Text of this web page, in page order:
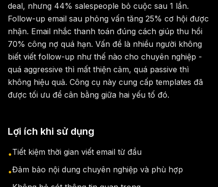
deal, nhưng 44% salespeople bỏ cuộc sau 1 lần.
Follow-up email sau phỏng vấn tăng 25% cơ hội được
nhận. Email nhắc thanh toán đúng cách giúp thu hồi
70% công nợ quá hạn. Vấn đề là nhiều người không
biết viết follow-up như thế nào cho chuyên nghiệp -
quá aggressive thì mất thiện cảm, quá passive thì
không hiệu quả. Công cụ này cung cấp templates đã
được tối ưu để cân bằng giữa hai yếu tố đó.
Lợi ích khi sử dụng
•Tiết kiệm thời gian viết email từ đầu
•Đảm bảo nội dung chuyên nghiệp và phù hợp